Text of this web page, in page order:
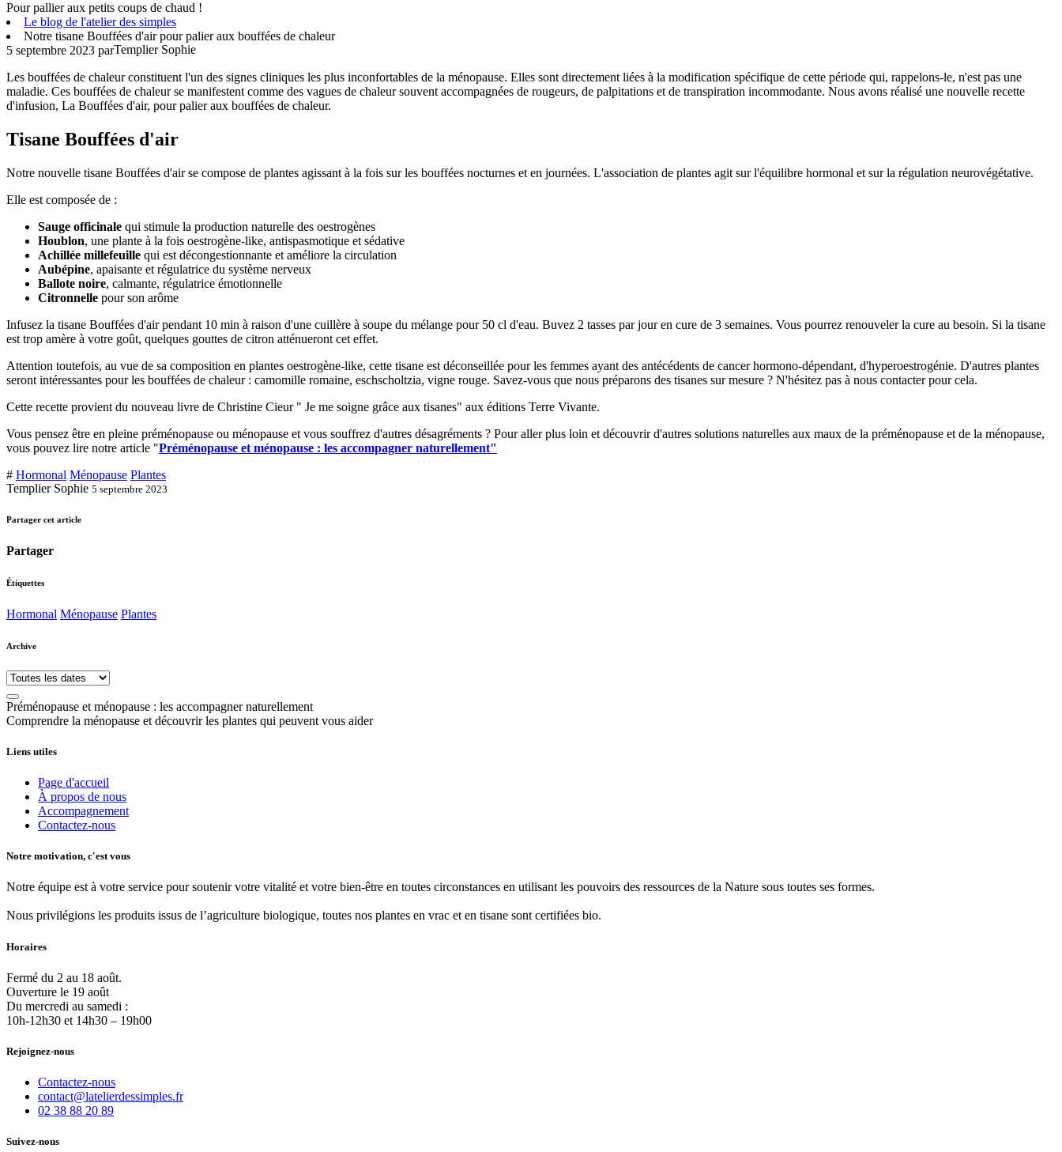
Pour pallier aux petits coups de chaud !
Le blog de l'atelier des simples
Notre tisane Bouffées d'air pour palier aux bouffées de chaleur
5 septembre 2023 parTemplier Sophie
Les bouffées de chaleur constituent l'un des signes cliniques les plus inconfortables de la ménopause. Elles sont directement liées à la modification spécifique de cette période qui, rappelons-le, n'est pas une
maladie. Ces bouffées de chaleur se manifestent comme des vagues de chaleur souvent accompagnées de rougeurs, de palpitations et de transpiration incommodante. Nous avons réalisé une nouvelle recette
d'infusion, La Bouffées d'air, pour palier aux bouffées de chaleur.
Tisane Bouffées d'air
Notre nouvelle tisane Bouffées d'air se compose de plantes agissant à la fois sur les bouffées nocturnes et en journées. L'association de plantes agit sur l'équilibre hormonal et sur la régulation neurovégétative.
Elle est composée de :
Sauge officinale qui stimule la production naturelle des oestrogènes
Houblon, une plante à la fois oestrogène-like, antispasmotique et sédative
Achillée millefeuille qui est décongestionnante et améliore la circulation
Aubépine, apaisante et régulatrice du système nerveux
Ballote noire, calmante, régulatrice émotionnelle
Citronnelle pour son arôme
Infusez la tisane Bouffées d'air pendant 10 min à raison d'une cuillère à soupe du mélange pour 50 cl d'eau. Buvez 2 tasses par jour en cure de 3 semaines. Vous pourrez renouveler la cure au besoin. Si la tisane
est trop amère à votre goût, quelques gouttes de citron atténueront cet effet.
Attention toutefois, au vue de sa composition en plantes oestrogène-like, cette tisane est déconseillée pour les femmes ayant des antécédents de cancer hormono-dépendant, d'hyperoestrogénie. D'autres plantes
seront intéressantes pour les bouffées de chaleur : camomille romaine, eschscholtzia, vigne rouge. Savez-vous que nous préparons des tisanes sur mesure ? N'hésitez pas à nous contacter pour cela.
Cette recette provient du nouveau livre de Christine Cieur " Je me soigne grâce aux tisanes" aux éditions Terre Vivante.
Vous pensez être en pleine préménopause ou ménopause et vous souffrez d'autres désagréments ? Pour aller plus loin et découvrir d'autres solutions naturelles aux maux de la préménopause et de la ménopause,
vous pouvez lire notre article "Préménopause et ménopause : les accompagner naturellement"
# Hormonal Ménopause Plantes
Templier Sophie 5 septembre 2023
Partager cet article
Partager
Étiquettes
Hormonal Ménopause Plantes
Archive
Préménopause et ménopause : les accompagner naturellement
Comprendre la ménopause et découvrir les plantes qui peuvent vous aider
Liens utiles
Page d'accueil
À propos de nous
Accompagnement
Contactez-nous
Notre motivation, c'est vous
Notre équipe est à votre service pour soutenir votre vitalité et votre bien-être en toutes circonstances en utilisant les pouvoirs des ressources de la Nature sous toutes ses formes.
Nous privilégions les produits issus de l’agriculture biologique, toutes nos plantes en vrac et en tisane sont certifiées bio.
Horaires
Fermé du 2 au 18 août.
Ouverture le 19 août
Du mercredi au samedi :
10h-12h30 et 14h30 – 19h00
Rejoignez-nous
Contactez-nous
contact@latelierdessimples.fr
02 38 88 20 89
Suivez-nous